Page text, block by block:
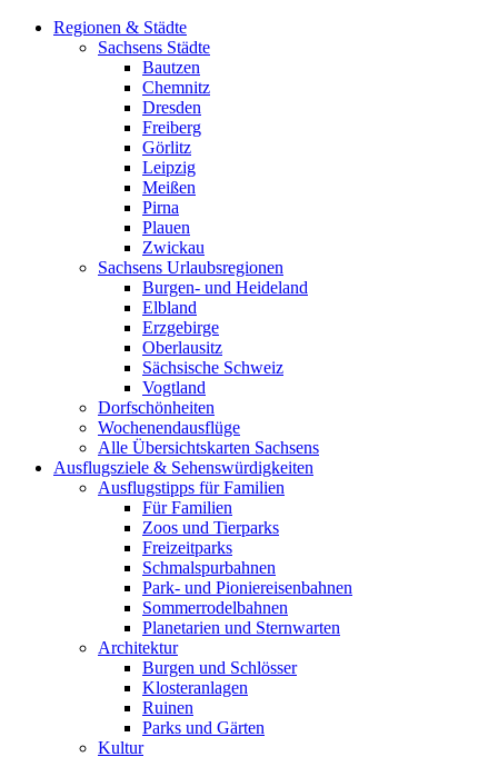
Regionen & Städte
Sachsens Städte
Bautzen
Chemnitz
Dresden
Freiberg
Görlitz
Leipzig
Meißen
Pirna
Plauen
Zwickau
Sachsens Urlaubsregionen
Burgen- und Heideland
Elbland
Erzgebirge
Oberlausitz
Sächsische Schweiz
Vogtland
Dorfschönheiten
Wochenendausflüge
Alle Übersichtskarten Sachsens
Ausflugsziele & Sehenswürdigkeiten
Ausflugstipps für Familien
Für Familien
Zoos und Tierparks
Freizeitparks
Schmalspurbahnen
Park- und Pioniereisenbahnen
Sommerrodelbahnen
Planetarien und Sternwarten
Architektur
Burgen und Schlösser
Klosteranlagen
Ruinen
Parks und Gärten
Kultur